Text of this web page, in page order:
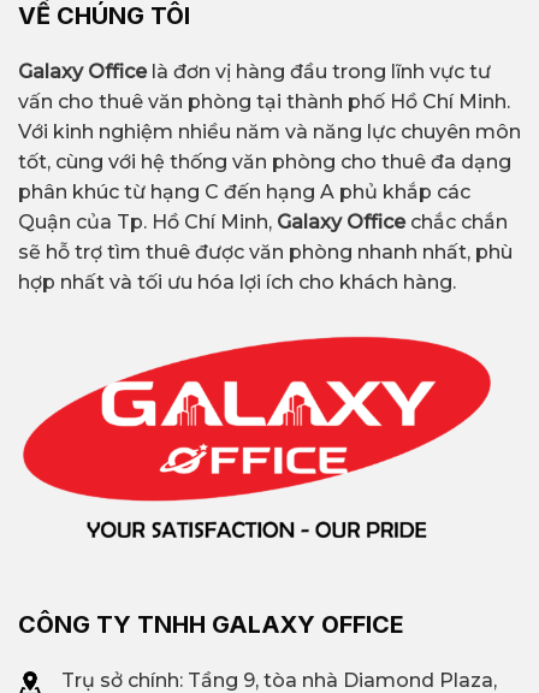
VỀ CHÚNG TÔI
Galaxy Officelà đơn vị hàng đầu trong lĩnh vực tư
vấn cho thuê văn phòng tại thành phố Hồ Chí Minh.
Với kinh nghiệm nhiều năm và năng lực chuyên môn
tốt, cùng với hệ thống văn phòng cho thuê đa dạng
phân khúc từ hạng C đến hạng A phủ khắp các
Quận của Tp. Hồ Chí Minh, Galaxy Office chắc chắn
sẽ hỗ trợ tìm thuê được văn phòng nhanh nhất, phù
hợp nhất và tối ưu hóa lợi ích cho khách hàng.
CÔNG TY TNHH GALAXY OFFICE
Trụ sở chính: Tầng 9, tòa nhà Diamond Plaza,